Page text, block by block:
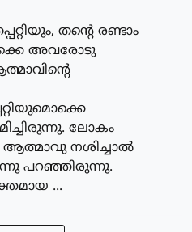
തന്റെ രണ്ടാം
അവരോടു
ലോകം
നശിച്ചാല്‍
പറഞ്ഞിരുന്നു.
...